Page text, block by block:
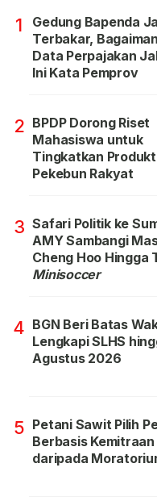
1
Gedung Bapenda
Terbakar,
Data Perpajakan
Ini Kata Pemprov
2 BPDP Dorong Riset
Mahasiswa untuk
Tingkatkan
Pekebun Rakyat
3 Safari Politik ke
AMY Sambangi
Cheng Hoo Hingga
Minisoccer
4 BGN Beri Batas
Lengkapi SLHS
Agustus 2026
5 Petani Sawit Pilih
Berbasis Kemitraan
daripada